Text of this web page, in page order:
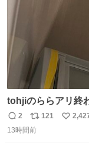
tohjiのららアリ終
にアイス置いてあ
がとう
返
信
2
リ
ポ
121
い
13時間前